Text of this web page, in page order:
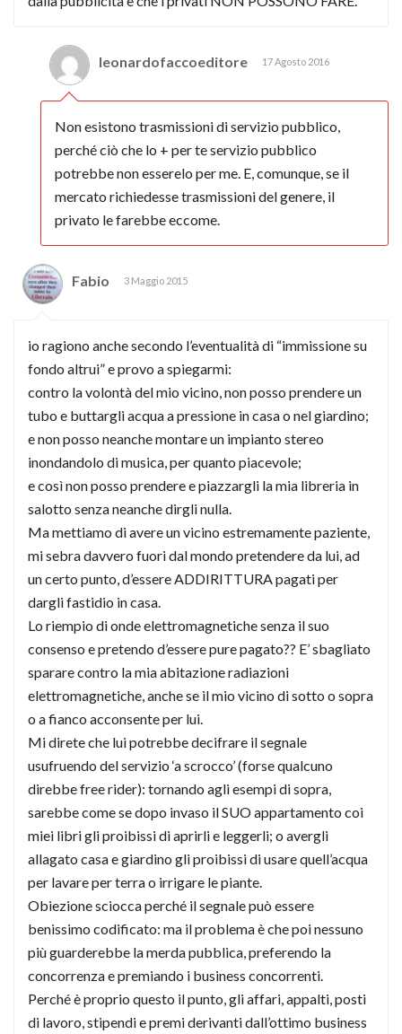
leonardofaccoeditore 17 Agosto 2016
Non esistono trasmissioni di servizio pubblico,
perché ciò che lo + per te servizio pubblico
potrebbe non esserelo per me. E, comunque, se il
mercato richiedesse trasmissioni del genere, il
privato le farebbe eccome.
Fabio 3 Maggio 2015
io ragiono anche secondo l’eventualità di “immissione su
fondo altrui” e provo a spiegarmi:
contro la volontà del mio vicino, non posso prendere un
tubo e buttargli acqua a pressione in casa o nel giardino;
e non posso neanche montare un impianto stereo
inondandolo di musica, per quanto piacevole;
e così non posso prendere e piazzargli la mia libreria in
salotto senza neanche dirgli nulla.
Ma mettiamo di avere un vicino estremamente paziente,
mi sebra davvero fuori dal mondo pretendere da lui, ad
un certo punto, d’essere ADDIRITTURA pagati per
dargli fastidio in casa.
Lo riempio di onde elettromagnetiche senza il suo
consenso e pretendo d’essere pure pagato?? E’ sbagliato
sparare contro la mia abitazione radiazioni
elettromagnetiche, anche se il mio vicino di sotto o sopra
o a fianco acconsente per lui.
Mi direte che lui potrebbe decifrare il segnale
usufruendo del servizio ‘a scrocco’ (forse qualcuno
direbbe free rider): tornando agli esempi di sopra,
sarebbe come se dopo invaso il SUO appartamento coi
miei libri gli proibissi di aprirli e leggerli; o avergli
allagato casa e giardino gli proibissi di usare quell’acqua
per lavare per terra o irrigare le piante.
Obiezione sciocca perché il segnale può essere
benissimo codificato: ma il problema è che poi nessuno
più guarderebbe la merda pubblica, preferendo la
concorrenza e premiando i business concorrenti.
Perché è proprio questo il punto, gli affari, appalti, posti
di lavoro, stipendi e premi derivanti dall’ottimo business